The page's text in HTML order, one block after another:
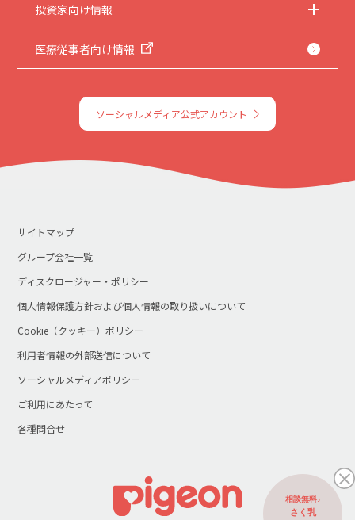
投資家向け情報
医療従事者向け情報
ソーシャルメディア公式アカウント
サイトマップ
グループ会社一覧
ディスクロージャー・ポリシー
個人情報保護方針および個人情報の取り扱いについて
Cookie（クッキー）ポリシー
利用者情報の外部送信について
ソーシャルメディアポリシー
ご利用にあたって
各種問合せ
相談無料♪
さく乳